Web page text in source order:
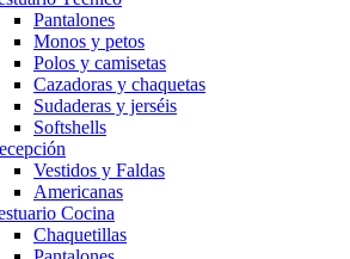
Pantalones
Monos y petos
Polos y camisetas
Cazadoras y chaquetas
Sudaderas y jerséis
Softshells
Vestidos y Faldas
Americanas
Cocina
Chaquetillas